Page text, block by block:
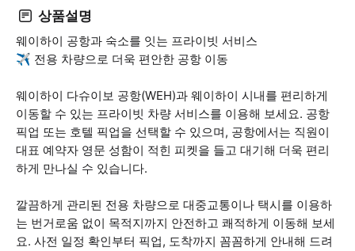
상품설명
웨이하이 공항과 숙소를 잇는 프라이빗 서비스
✈️ 전용 차량으로 더욱 편안한 공항 이동
웨이하이 다슈이보 공항(WEH)과 웨이하이 시내를 편리하게
이동할 수 있는 프라이빗 차량 서비스를 이용해 보세요. 공항
픽업 또는 호텔 픽업을 선택할 수 있으며, 공항에서는 직원이
대표 예약자 영문 성함이 적힌 피켓을 들고 대기해 더욱 편리
하게 만나실 수 있습니다.
깔끔하게 관리된 전용 차량으로 대중교통이나 택시를 이용하
는 번거로움 없이 목적지까지 안전하고 쾌적하게 이동해 보세
요. 사전 일정 확인부터 픽업, 도착까지 꼼꼼하게 안내해 드려